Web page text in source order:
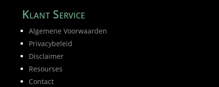
Klant Service
Algemene Voorwaarden
Privacybeleid
Disclaimer
Resourses
Contact